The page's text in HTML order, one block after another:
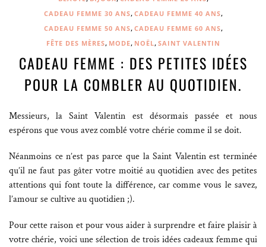
CADEAU FEMME 30 ANS, CADEAU FEMME 40 ANS,
CADEAU FEMME 50 ANS, CADEAU FEMME 60 ANS,
FÊTE DES MÈRES, MODE, NOËL, SAINT VALENTIN
CADEAU FEMME : DES PETITES IDÉES
POUR LA COMBLER AU QUOTIDIEN.
Messieurs, la Saint Valentin est désormais passée et nous
espérons que vous avez comblé votre chérie comme il se doit.
Néanmoins ce n’est pas parce que la Saint Valentin est terminée
qu’il ne faut pas gâter votre moitié au quotidien avec des petites
attentions qui font toute la différence, car comme vous le savez,
l’amour se cultive au quotidien ;).
Pour cette raison et pour vous aider à surprendre et faire plaisir à
votre chérie, voici une sélection de trois idées cadeaux femme qui